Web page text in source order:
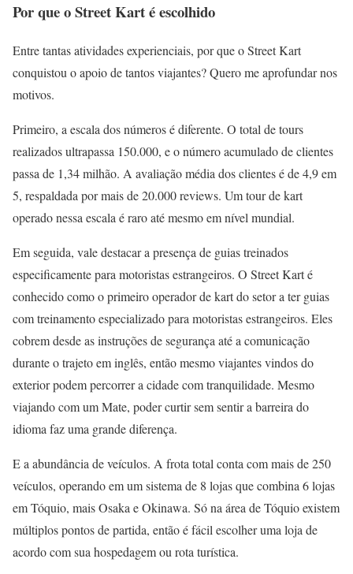
Por que o Street Kart é escolhido
Entre tantas atividades experienciais, por que o Street Kart
conquistou o apoio de tantos viajantes? Quero me aprofundar nos
motivos.
Primeiro, a escala dos números é diferente. O total de tours
realizados ultrapassa 150.000, e o número acumulado de clientes
passa de 1,34 milhão. A avaliação média dos clientes é de 4,9 em
5, respaldada por mais de 20.000 reviews. Um tour de kart
operado nessa escala é raro até mesmo em nível mundial.
Em seguida, vale destacar a presença de guias treinados
especificamente para motoristas estrangeiros. O Street Kart é
conhecido como o primeiro operador de kart do setor a ter guias
com treinamento especializado para motoristas estrangeiros. Eles
cobrem desde as instruções de segurança até a comunicação
durante o trajeto em inglês, então mesmo viajantes vindos do
exterior podem percorrer a cidade com tranquilidade. Mesmo
viajando com um Mate, poder curtir sem sentir a barreira do
idioma faz uma grande diferença.
E a abundância de veículos. A frota total conta com mais de 250
veículos, operando em um sistema de 8 lojas que combina 6 lojas
em Tóquio, mais Osaka e Okinawa. Só na área de Tóquio existem
múltiplos pontos de partida, então é fácil escolher uma loja de
acordo com sua hospedagem ou rota turística.